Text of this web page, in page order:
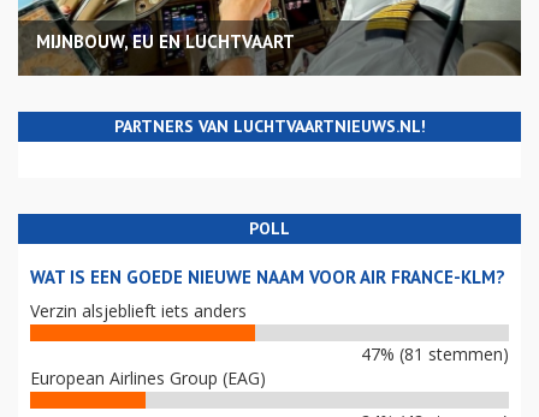
MIJNBOUW, EU EN LUCHTVAART
PARTNERS VAN LUCHTVAARTNIEUWS.NL!
POLL
WAT IS EEN GOEDE NIEUWE NAAM VOOR AIR FRANCE-KLM?
Verzin alsjeblieft iets anders
47% (81 stemmen)
European Airlines Group (EAG)